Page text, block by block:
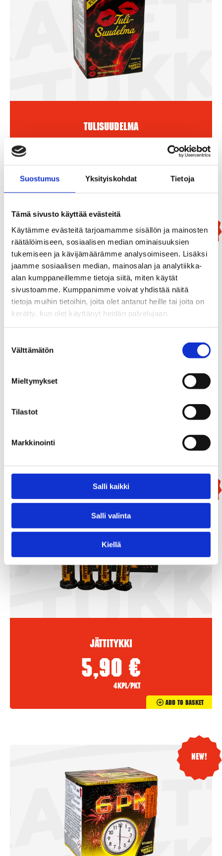
Suostumus Yksityiskohdat Tietoja
Tämä sivusto käyttää evästeitä
Käytämme evästeitä tarjoamamme sisällön ja mainosten
räätälöimiseen, sosiaalisen median ominaisuuksien
tukemiseen ja kävijämäärämme analysoimiseen. Lisäksi
jaamme sosiaalisen median, mainosalan ja analytiikka-
alan kumppaneillemme tietoja siitä, miten käytät
sivustoamme. Kumppanimme voivat yhdistää näitä
tietoja muihin tietoihin, joita olet antanut heille tai joita on
kerätty, kun olet käyttänyt heidän palvelujaan.
valinta
Välttämätön
Mieltymykset
Tilastot
Markkinointi
Salli kaikki
Salli valinta
Kiellä
Tulisuudelma
Add To Basket
New!
Add To Basket
Jättitykki
5,90 €
4kpl/pkt
Add To Basket
New!